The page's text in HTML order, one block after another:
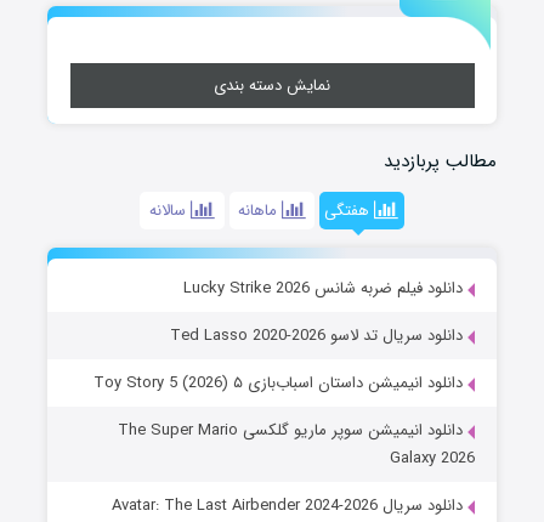
نمایش دسته بندی
مطالب پربازدید
هفتگی ماهانه سالانه
دانلود فیلم ضربه شانس Lucky Strike 2026
دانلود سریال تد لاسو Ted Lasso 2020-2026
دانلود انیمیشن داستان اسباب‌بازی ۵ Toy Story 5 (2026)
دانلود انیمیشن سوپر ماریو گلکسی The Super Mario
Galaxy 2026
دانلود سریال Avatar: The Last Airbender 2024-2026